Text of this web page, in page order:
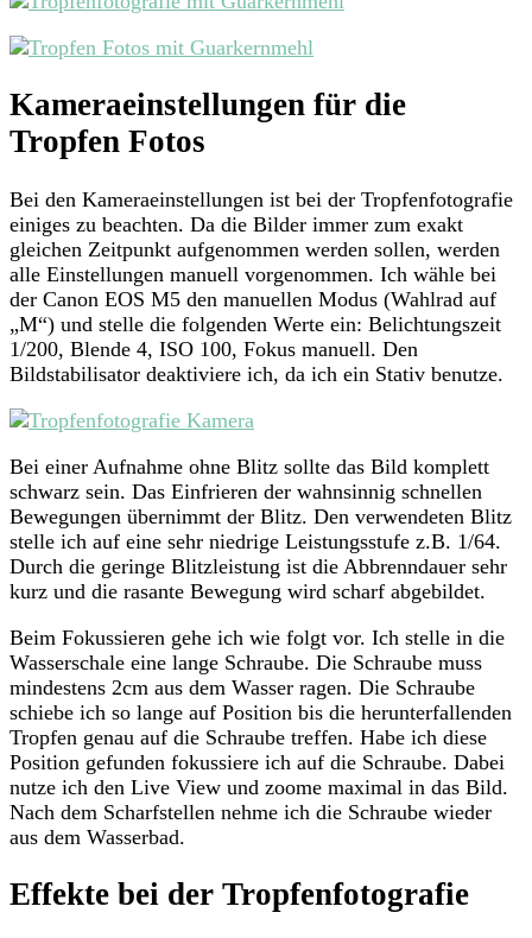
Kameraeinstellungen für die
Tropfen Fotos
Bei den Kameraeinstellungen ist bei der Tropfenfotografie
einiges zu beachten. Da die Bilder immer zum exakt
gleichen Zeitpunkt aufgenommen werden sollen, werden
alle Einstellungen manuell vorgenommen. Ich wähle bei
der Canon EOS M5 den manuellen Modus (Wahlrad auf
„M“) und stelle die folgenden Werte ein: Belichtungszeit
1/200, Blende 4, ISO 100, Fokus manuell. Den
Bildstabilisator deaktiviere ich, da ich ein Stativ benutze.
Bei einer Aufnahme ohne Blitz sollte das Bild komplett
schwarz sein. Das Einfrieren der wahnsinnig schnellen
Bewegungen übernimmt der Blitz. Den verwendeten Blitz
stelle ich auf eine sehr niedrige Leistungsstufe z.B. 1/64.
Durch die geringe Blitzleistung ist die Abbrenndauer sehr
kurz und die rasante Bewegung wird scharf abgebildet.
Beim Fokussieren gehe ich wie folgt vor. Ich stelle in die
Wasserschale eine lange Schraube. Die Schraube muss
mindestens 2cm aus dem Wasser ragen. Die Schraube
schiebe ich so lange auf Position bis die herunterfallenden
Tropfen genau auf die Schraube treffen. Habe ich diese
Position gefunden fokussiere ich auf die Schraube. Dabei
nutze ich den Live View und zoome maximal in das Bild.
Nach dem Scharfstellen nehme ich die Schraube wieder
aus dem Wasserbad.
Effekte bei der Tropfenfotografie